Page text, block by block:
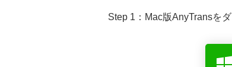
Step 1：Mac版AnyTransを